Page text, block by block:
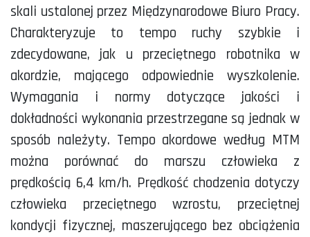
skali ustalonej przez Międzynarodowe Biuro Pracy.
Charakteryzuje to tempo ruchy szybkie i
zdecydowane, jak u przeciętnego robotnika w
akordzie, mającego odpowiednie wyszkolenie.
Wymagania i normy dotyczące jakości i
dokładności wykonania przestrzegane są jednak w
sposób należyty. Tempo akordowe według MTM
można porównać do marszu człowieka z
prędkością 6,4 km/h. Prędkość chodzenia dotyczy
człowieka przeciętnego wzrostu, przeciętnej
kondycji fizycznej, maszerującego bez obciążenia